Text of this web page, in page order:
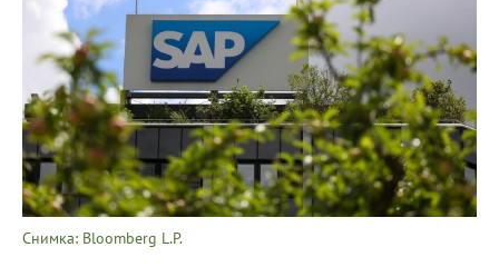
Снимка: Bloomberg L.P.